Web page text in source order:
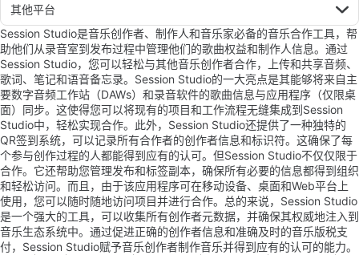
其他平台
Session Studio是音乐创作者、制作人和音乐家必备的音乐合作工具，帮
助他们从录音室到发布过程中管理他们的歌曲权益和制作人信息。通过
Session Studio，您可以轻松与其他音乐创作者合作，上传和共享音频、
歌词、笔记和语音备忘录。Session Studio的一大亮点是其能够将来自主
要数字音频工作站（DAWs）和录音软件的歌曲信息与应用程序（仅限桌
面）同步。这使得您可以将现有的项目和工作流程无缝集成到Session
Studio中，轻松实现合作。此外，Session Studio还提供了一种独特的
QR签到系统，可以记录所有合作者的创作者信息和标识符。这确保了每
个参与创作过程的人都能得到应有的认可。但Session Studio不仅仅限于
合作。它还帮助您管理发布和标签副本，确保所有必要的信息都得到组织
和轻松访问。而且，由于该应用程序可在移动设备、桌面和Web平台上
使用，您可以随时随地访问项目并进行合作。总的来说，Session Studio
是一个强大的工具，可以收集所有创作者元数据，并确保其权威地注入到
音乐生态系统中。通过促进正确的创作者信息和准确及时的音乐版税支
付，Session Studio赋予音乐创作者制作音乐并得到应有的认可的能力。